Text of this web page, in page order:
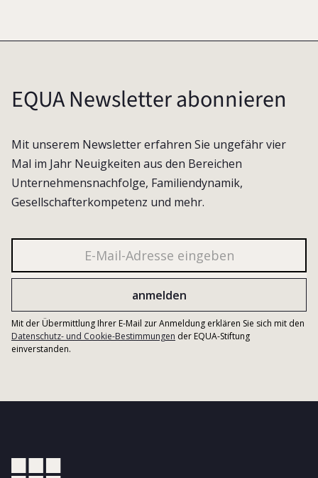
EQUA Newsletter abonnieren
Mit unserem Newsletter erfahren Sie ungefähr vier
Mal im Jahr Neuigkeiten aus den Bereichen
Unternehmensnachfolge, Familiendynamik,
Gesellschafterkompetenz und mehr.
Mit der Übermittlung Ihrer E-Mail zur Anmeldung erklären Sie sich mit den
Datenschutz- und Cookie-Bestimmungen der EQUA-Stiftung
einverstanden.